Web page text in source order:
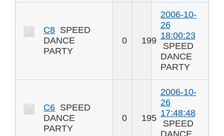
С8 SPEED
DANCE
PARTY
0 199
2006-10-
26
18:00:23
SPEED
DANCE
PARTY
С6 SPEED
DANCE
PARTY
0 195
2006-10-
26
17:48:48
SPEED